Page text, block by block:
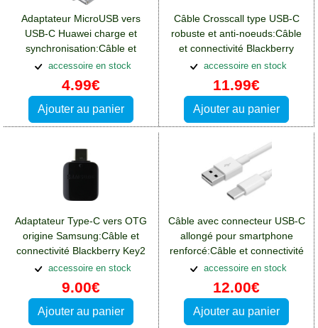
Adaptateur MicroUSB vers
USB-C Huawei charge et
synchronisation:Câble et
connectivité Blackberry Key2
accessoire en stock
4.99€
Ajouter au panier
Câble Crosscall type USB-C
robuste et anti-noeuds:Câble
et connectivité Blackberry
Key2
accessoire en stock
11.99€
Ajouter au panier
Adaptateur Type-C vers OTG
origine Samsung:Câble et
connectivité Blackberry Key2
accessoire en stock
9.00€
Ajouter au panier
Câble avec connecteur USB-C
allongé pour smartphone
renforcé:Câble et connectivité
Blackberry Key2
accessoire en stock
12.00€
Ajouter au panier